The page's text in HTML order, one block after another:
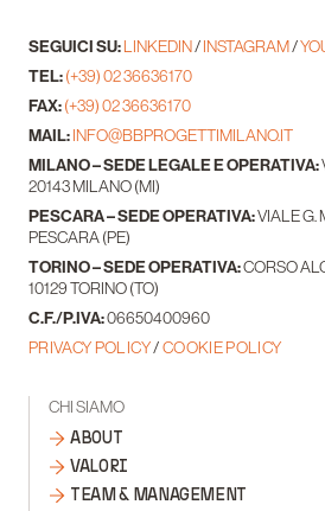
SEGUICI SU:LINKEDIN/INSTAGRAM/
TEL:(+39) 02 36636170
FAX:(+39) 02 36636170
MAIL:INFO@BBPROGETTIMILANO.IT
MILANO – SEDE LEGALE E OPERATIVA:
20143 MILANO (MI)
PESCARA – SEDE OPERATIVA:VIALE G.
PESCARA (PE)
TORINO – SEDE OPERATIVA:CORSO
10129 TORINO (TO)
C.F./P.IVA:06650400960
PRIVACY POLICY/COOKIE POLICY
CHI SIAMO
ABOUT
VALORI
TEAM & MANAGEMENT